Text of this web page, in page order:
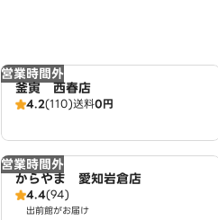
営業時間外
釜寅 西春店
4.2(110)送料0円
営業時間外
からやま 愛知岩倉店
4.4(94)
出前館がお届け